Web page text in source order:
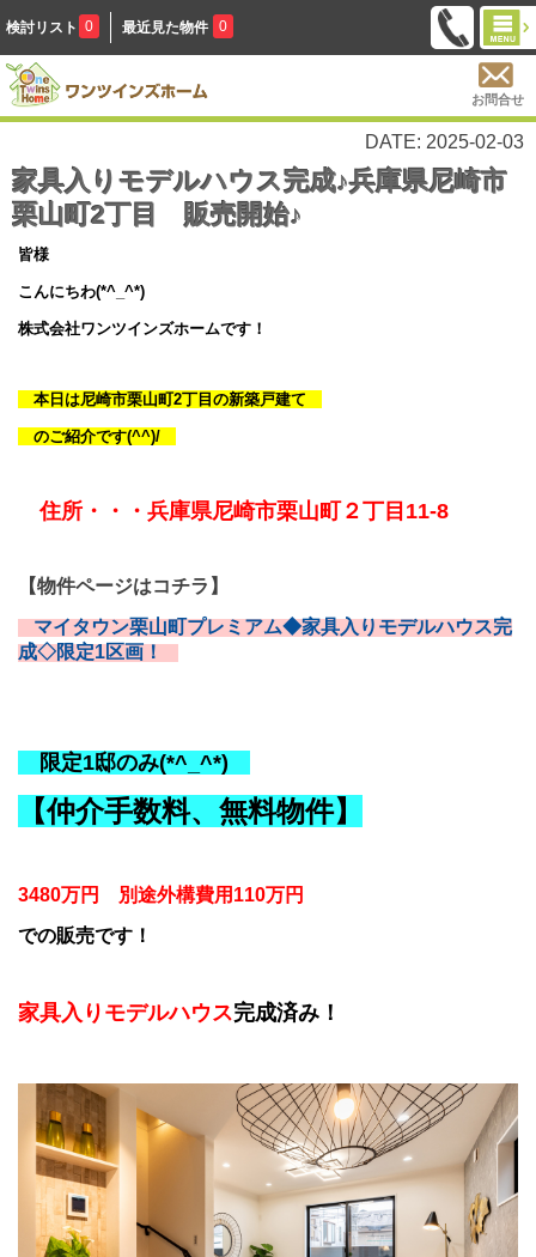
検討リスト 0 最近見た物件 0
お問合せ
DATE: 2025-02-03
家具入りモデルハウス完成♪兵庫県尼崎市
栗山町2丁目 販売開始♪
皆様
こんにちわ(*^_^*)
株式会社ワンツインズホームです！
本日は尼崎市栗山町2丁目の新築戸建て
のご紹介です(^^)/
住所・・・ 兵庫県尼崎市栗山町２丁目11-8
【物件ページはコチラ】
マイタウン栗山町プレミアム◆家具入りモデルハウス完
成◇限定1区画！
限定1邸のみ(*^_^*)
【仲介手数料、無料物件】
3480万円
別途外構費用110万円
での販売です！
家具入りモデルハウス完成済み！